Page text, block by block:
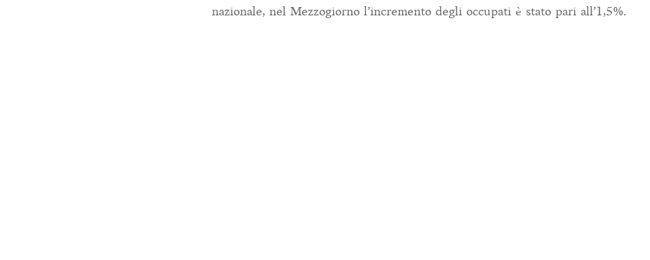
nazionale, nel Mezzogiorno l’incremento degli occupati è stato pari all’1,5%.